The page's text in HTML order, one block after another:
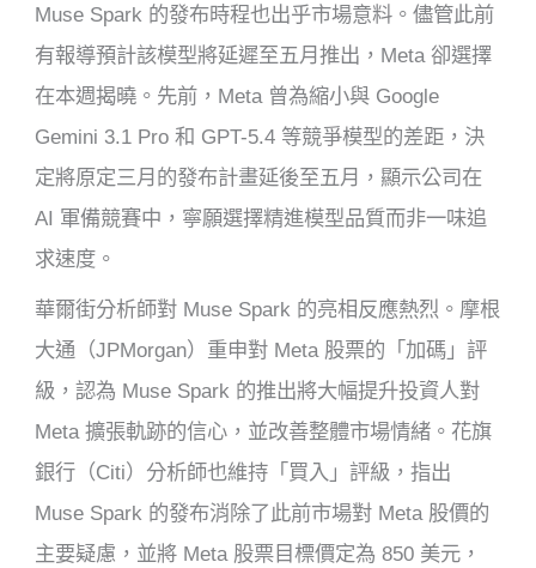
Muse Spark 的發布時程也出乎市場意料。儘管此前
有報導預計該模型將延遲至五月推出，Meta 卻選擇
在本週揭曉。先前，Meta 曾為縮小與 Google
Gemini 3.1 Pro 和 GPT-5.4 等競爭模型的差距，決
定將原定三月的發布計畫延後至五月，顯示公司在
AI 軍備競賽中，寧願選擇精進模型品質而非一味追
求速度。
華爾街分析師對 Muse Spark 的亮相反應熱烈。摩根
大通（JPMorgan）重申對 Meta 股票的「加碼」評
級，認為 Muse Spark 的推出將大幅提升投資人對
Meta 擴張軌跡的信心，並改善整體市場情緒。花旗
銀行（Citi）分析師也維持「買入」評級，指出
Muse Spark 的發布消除了此前市場對 Meta 股價的
主要疑慮，並將 Meta 股票目標價定為 850 美元，